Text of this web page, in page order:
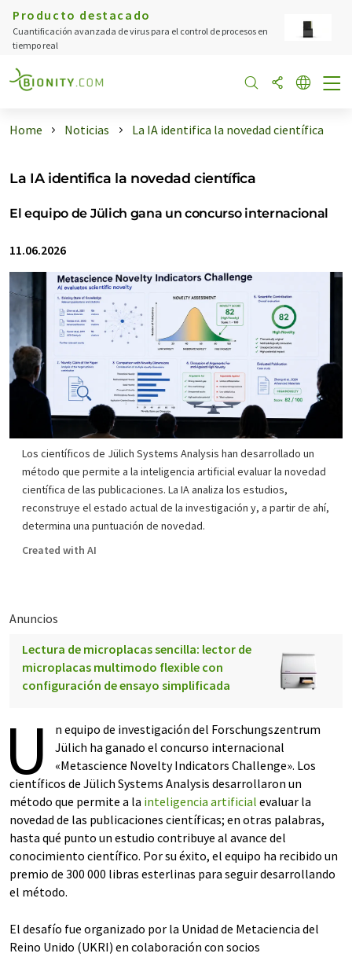
Producto destacado
Cuantificación avanzada de virus para el control de procesos en
tiempo real
Home Noticias La IA identifica la novedad científica
La IA identifica la novedad científica
El equipo de Jülich gana un concurso internacional
11.06.2026
Los científicos de Jülich Systems Analysis han desarrollado un
método que permite a la inteligencia artificial evaluar la novedad
científica de las publicaciones. La IA analiza los estudios,
reconstruye el estado actual de la investigación y, a partir de ahí,
determina una puntuación de novedad.
Created with AI
Anuncios
Lectura de microplacas sencilla: lector de
microplacas multimodo flexible con
configuración de ensayo simplificada
U
n equipo de investigación del Forschungszentrum
Jülich ha ganado el concurso internacional
«Metascience Novelty Indicators Challenge». Los
científicos de Jülich Systems Analysis desarrollaron un
método que permite a la inteligencia artificial evaluar la
novedad de las publicaciones científicas; en otras palabras,
hasta qué punto un estudio contribuye al avance del
conocimiento científico. Por su éxito, el equipo ha recibido un
premio de 300 000 libras esterlinas para seguir desarrollando
el método.
El desafío fue organizado por la Unidad de Metaciencia del
Reino Unido (UKRI) en colaboración con socios